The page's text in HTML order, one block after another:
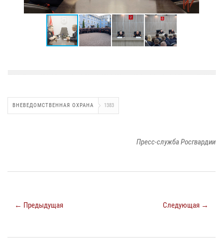
ВНЕВЕДОМСТВЕННАЯ ОХРАНА 1383
Пресс-служба Росгвардии
← Предыдущая Следующая →